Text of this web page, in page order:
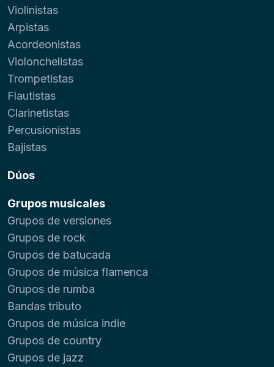
Violinistas
Arpistas
Acordeonistas
Violonchelistas
Trompetistas
Flautistas
Clarinetistas
Percusionistas
Bajistas
Dúos
Grupos musicales
Grupos de versiones
Grupos de rock
Grupos de batucada
Grupos de música flamenca
Grupos de rumba
Bandas tributo
Grupos de música indie
Grupos de country
Grupos de jazz